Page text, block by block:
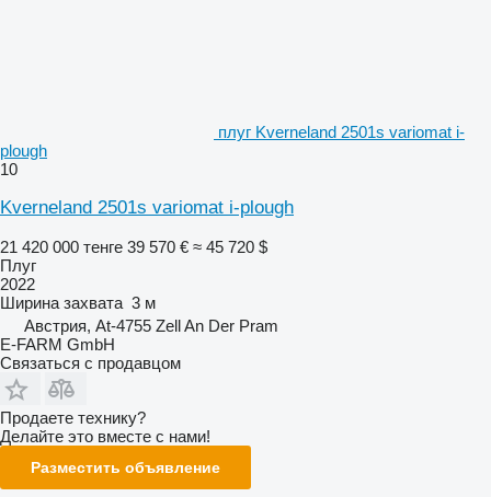
плуг Kverneland 2501s variomat i-
plough
10
Kverneland 2501s variomat i-plough
21 420 000 тенге 39 570 € ≈ 45 720 $
Плуг
2022
Ширина захвата 3 м
Австрия, At-4755 Zell An Der Pram
E-FARM GmbH
Связаться с продавцом
Продаете технику?
Делайте это вместе с нами!
Разместить объявление